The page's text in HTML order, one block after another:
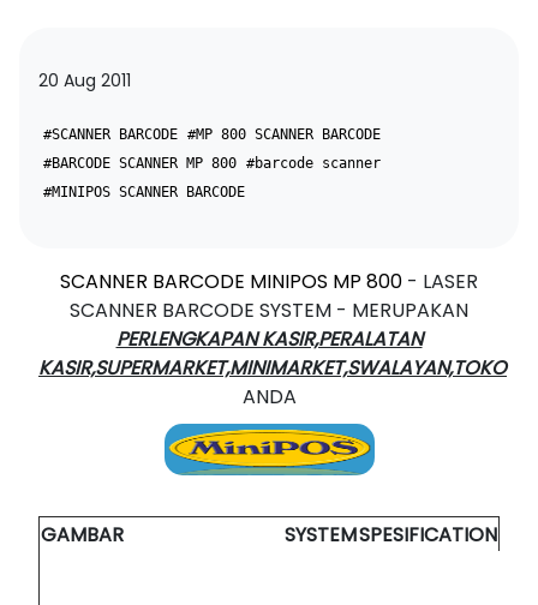
20 Aug 2011
#SCANNER BARCODE #MP 800 SCANNER BARCODE
#BARCODE SCANNER MP 800 #barcode scanner
#MINIPOS SCANNER BARCODE
SCANNER BARCODE MINIPOS MP 800 - LASER
SCANNER BARCODE SYSTEM - MERUPAKAN
PERLENGKAPAN KASIR,PERALATAN
KASIR,SUPERMARKET,MINIMARKET,SWALAYAN,TOKO
ANDA
GAMBAR SYSTEMSPESIFICATION